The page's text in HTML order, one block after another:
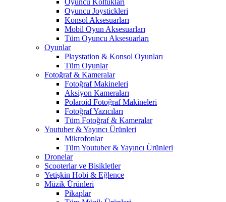
Oyuncu Koltukları
Oyuncu Joystickleri
Konsol Aksesuarları
Mobil Oyun Aksesuarları
Tüm Oyuncu Aksesuarları
Oyunlar
Playstation & Konsol Oyunları
Tüm Oyunlar
Fotoğraf & Kameralar
Fotoğraf Makineleri
Aksiyon Kameraları
Polaroid Fotoğraf Makineleri
Fotoğraf Yazıcıları
Tüm Fotoğraf & Kameralar
Youtuber & Yayıncı Ürünleri
Mikrofonlar
Tüm Youtuber & Yayıncı Ürünleri
Dronelar
Scooterlar ve Bisikletler
Yetişkin Hobi & Eğlence
Müzik Ürünleri
Pikaplar